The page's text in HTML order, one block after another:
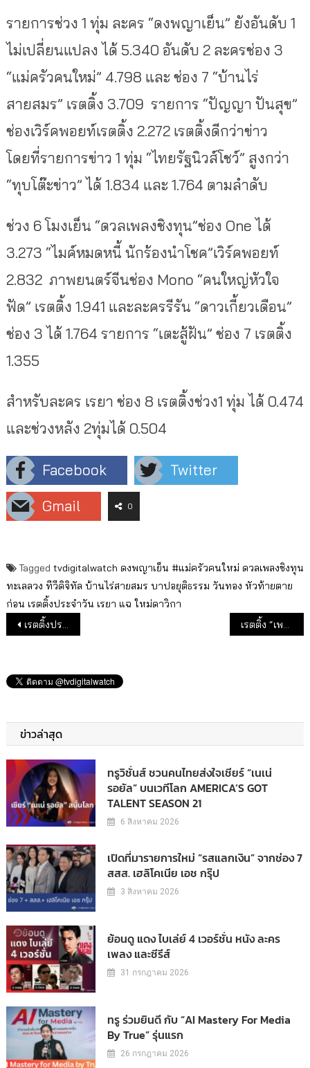
รายการช่วง 1 ทุ่ม ละคร “ดงพญาเย็น” ยังอันดับ 1
ไม่เปลี่ยนแปลง ได้ 5.340 อันดับ 2 ละครช่อง 3
“แม่ครัวคนใหม่” 4.798 และ ช่อง 7 “บ้านไร่
สายสมร” เรตติ้ง 3.709 รายการ “ปัญญา ปันสุข”
ช่องเวิร์คพอยท์เรตติ้ง 2.272 เรตติ้งดีกว่าข่าว
โดยที่รายการข่าว 1 ทุ่ม “ไทยรัฐนิวส์โชว์” สูงกว่า
“ทุบโต๊ะข่าว” ได้ 1.834 และ 1.764 ตามลำดับ
ช่วง 6 โมงเย็น “ดวลเพลงชิงทุน”ช่อง One ได้
3.273 “ไมค์หมดหนี้ นักร้องนำโชค”เวิร์คพอยท์
2.832 ภาพยนตร์จีนช่อง Mono “คนใหญ่หัวใจ
ฟัด” เรตติ้ง 1.941 และละครรีรัน “ดาวเกี้ยวเดือน”
ช่อง 3 ได้ 1.764 รายการ “เตะสู้ฝัน” ช่อง 7 เรตติ้ง
1.355
สำหรับละคร เรยา ช่อง 8 เรตติ้งช่วง1 ทุ่ม ได้ 0.474
และช่วงหลัง 2ทุ่มได้ 0.504
Facebook
Twitter
Gmail
0
Tagged tvdigitalwatch ดงพญาเย็น #แม่ครัวคนใหม่ ดวลเพลงชิงทุน
ทะเลลวง ทีวีดิจิทัล บ้านไร่สายสมร บาปอยุติธรรม วันทอง หัวท้ายตาย
ก่อน เรตติ้งประจำวัน เรยา แฉ ใหม่ดาวิกา
แนะแนวเรื่อง
เรตติ้งประจำสัปดาห์ : ช่อง NEW 18 อันดับ 18 เรตติ้ง “เพลิงพระนาง” ช่อง 7 รีรันรอบใหม่ รับกระแส “เมืองทิพย์” “เยาวรุ่น”
ข่าวล่าสุด
ทรูวิชั่นส์ ชวนคนไทยส่งใจเชียร์ “เนเน่
รอยัล” บนเวทีโลก AMERICA’S GOT
TALENT SEASON 21
6 สิงหาคม 2026
เปิดที่มารายการใหม่ “รสแลกเงิน” จากช่อง 7
สสส. เฮลิโคเนีย เอช กรุ๊ป
3 สิงหาคม 2026
ย้อนดู แดง ไบเล่ย์ 4 เวอร์ชั่น หนัง ละคร
เพลง และซีรีส์
31 กรกฎาคม 2026
ทรู ร่วมยินดี กับ “AI Mastery For Media
By True” รุ่นแรก
26 กรกฎาคม 2026